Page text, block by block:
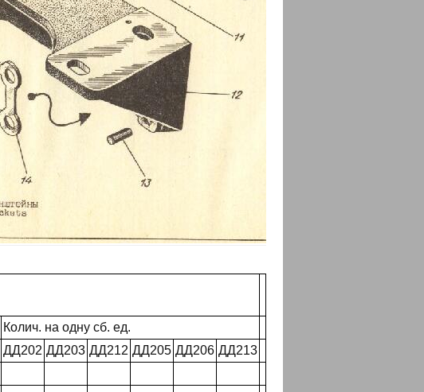
Колич. на одну сб. ед.
ДД202 ДД203 ДД212 ДД205 ДД206 ДД213